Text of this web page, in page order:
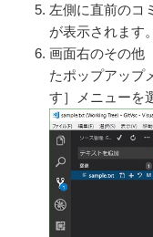
左側に直前のコ
が表示されます。
画面右のその他
たポップアップ
す］メニューを